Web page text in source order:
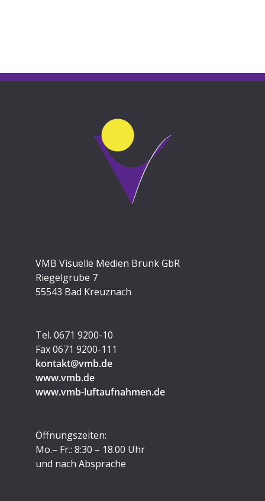
VMB Visuelle Medien Brunk GbR
Riegelgrube 7
55543 Bad Kreuznach
Tel. 0671 9200-10
Fax 0671 9200-111
kontakt@vmb.de
www.vmb.de
www.vmb-luftaufnahmen.de
Öffnungszeiten:
Mo.– Fr.: 8:30 – 18.00 Uhr
und nach Absprache